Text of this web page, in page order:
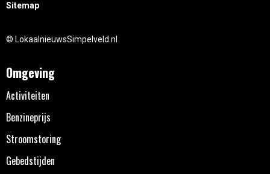
Sitemap
© LokaalnieuwsSimpelveld.nl
Omgeving
Activiteiten
Benzineprijs
Stroomstoring
Gebedstijden